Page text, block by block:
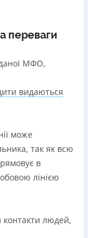
переваги
МФО,
видаються
може
так як всю
в
лінією
контакти людей,